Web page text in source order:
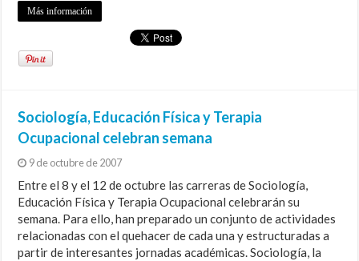
Más información
Sociología, Educación Física y Terapia
Ocupacional celebran semana
9 de octubre de 2007
Entre el 8 y el 12 de octubre las carreras de Sociología,
Educación Física y Terapia Ocupacional celebrarán su
semana. Para ello, han preparado un conjunto de actividades
relacionadas con el quehacer de cada una y estructuradas a
partir de interesantes jornadas académicas. Sociología, la